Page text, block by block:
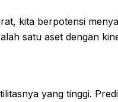
kita berpotensi
satu aset dengan
yang tinggi.